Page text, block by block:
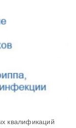
квалификаций